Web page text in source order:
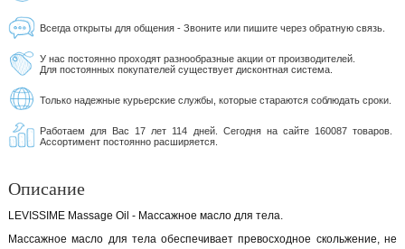
Всегда открыты для общения - Звоните или пишите через обратную связь.
У нас постоянно проходят разнообразные акции от производителей.
Для постоянных покупателей существует дисконтная система.
Только надежные курьерские службы, которые стараются соблюдать сроки.
Работаем для Вас 17 лет 114 дней. Сегодня на сайте 160087 товаров.
Ассортимент постоянно расширяется.
Описание
LEVISSIME Massage Oil - Массажное масло для тела.
Массажное масло для тела обеспечивает превосходное скольжение, не